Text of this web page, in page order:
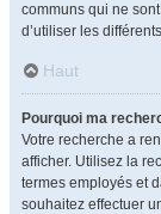
communs qui ne
d’utiliser les
Haut
Pourquoi ma
Votre recherche a
afficher. Utilisez la
termes employés et
souhaitez effectuer